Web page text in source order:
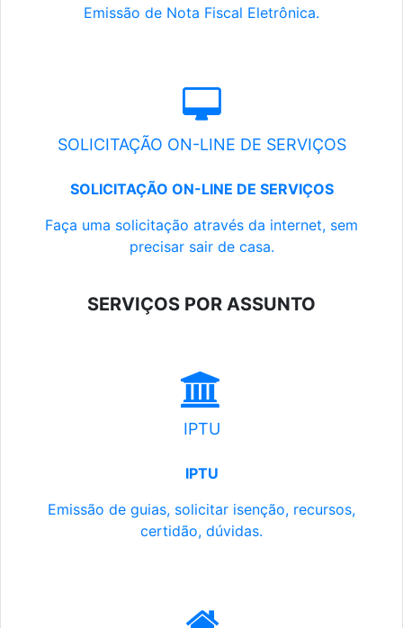
Emissão de Nota Fiscal Eletrônica.
SOLICITAÇÃO ON-LINE DE SERVIÇOS
SOLICITAÇÃO ON-LINE DE SERVIÇOS
Faça uma solicitação através da internet, sem
precisar sair de casa.
SERVIÇOS POR ASSUNTO
IPTU
IPTU
Emissão de guias, solicitar isenção, recursos,
certidão, dúvidas.